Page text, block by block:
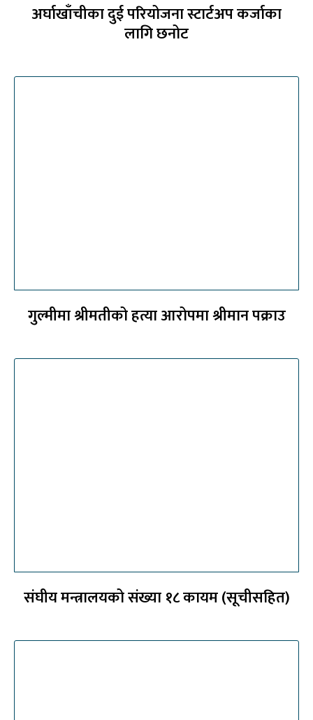
अर्घाखाँचीका दुई परियोजना स्टार्टअप कर्जाका
लागि छनोट
गुल्मीमा श्रीमतीको हत्या आरोपमा श्रीमान पक्राउ
संघीय मन्त्रालयको संख्या १८ कायम (सूचीसहित)